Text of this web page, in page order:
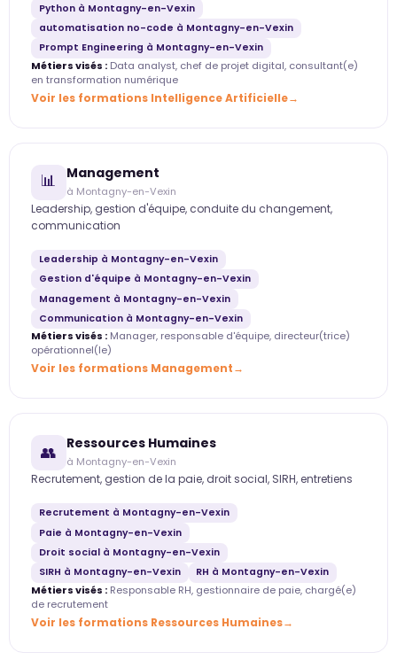
Python à Montagny-en-Vexin
automatisation no-code à Montagny-en-Vexin
Prompt Engineering à Montagny-en-Vexin
Métiers visés : Data analyst, chef de projet digital, consultant(e)
en transformation numérique
Voir les formations Intelligence Artificielle
📊 Management
à Montagny-en-Vexin
Leadership, gestion d'équipe, conduite du changement,
communication
Leadership à Montagny-en-Vexin
Gestion d'équipe à Montagny-en-Vexin
Management à Montagny-en-Vexin
Communication à Montagny-en-Vexin
Métiers visés : Manager, responsable d'équipe, directeur(trice)
opérationnel(le)
Voir les formations Management
👥 Ressources Humaines
à Montagny-en-Vexin
Recrutement, gestion de la paie, droit social, SIRH, entretiens
Recrutement à Montagny-en-Vexin
Paie à Montagny-en-Vexin
Droit social à Montagny-en-Vexin
SIRH à Montagny-en-Vexin
RH à Montagny-en-Vexin
Métiers visés : Responsable RH, gestionnaire de paie, chargé(e)
de recrutement
Voir les formations Ressources Humaines